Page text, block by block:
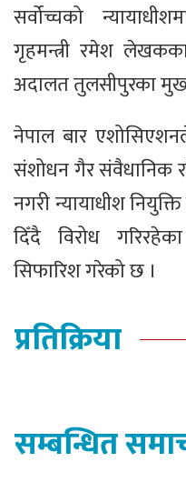
सर्वोच्चको
गृहमन्त्री रमेश
अदालत तुलसीपुरका
नेपाल बार
संशोधन गैर संवैधानिक
नगरी न्यायाधीश
दिँदै विरोध
सिफारिश गरेको छ ।
प्रतिक्रिया
सम्बन्धित